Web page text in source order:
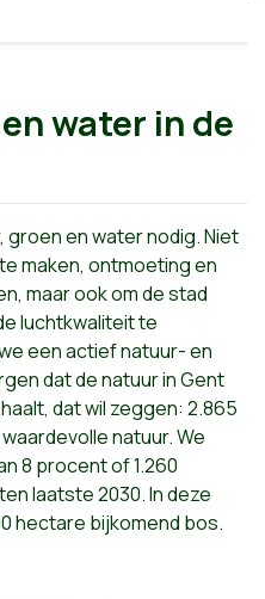
water in de
en water nodig. Niet
maken, ontmoeting en
maar ook om de stad
luchtkwaliteit te
een actief natuur- en
dat de natuur in Gent
dat wil zeggen: 2.865
natuur. We
8 procent of 1.260
laatste 2030. In deze
hectare bijkomend bos.